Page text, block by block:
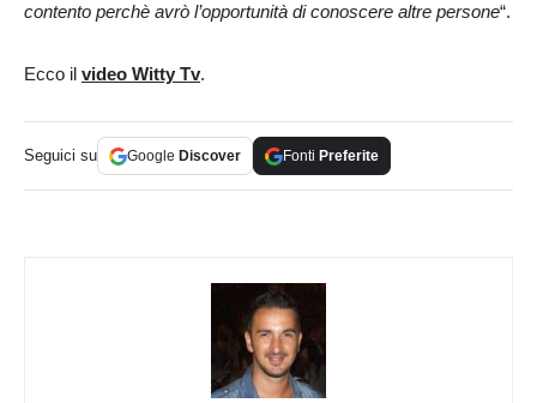
contento perchè avrò l’opportunità di conoscere altre persone“.
Ecco il video Witty Tv.
Seguici su Google Discover Fonti Preferite